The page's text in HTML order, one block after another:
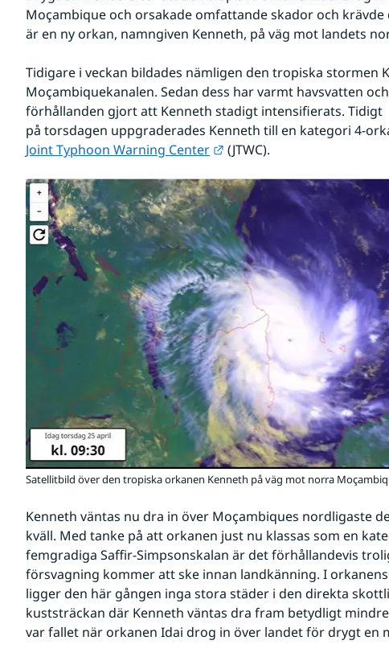
Moçambique och orsakade omfattande skador och
är en ny orkan, namngiven Kenneth, på väg mot landets
Tidigare i veckan bildades nämligen den tropiska stormen
Moçambiquekanalen. Sedan dess har varmt havsvatten
förhållanden gjort att Kenneth stadigt intensifierats. Tidigt
Joint Typhoon Warning Center
Länk till annan webbplats.
(JTWC).
Satellitbild över den tropiska orkanen Kenneth på väg mot norra
Kenneth väntas nu dra in över Moçambiques nordligaste
kväll. Med tanke på att orkanen just nu klassas som en
femgradiga Saffir-Simpsonskalan är det förhållandevis
försvagning kommer att ske innan landkänning. I
ligger den här gången inga stora städer i den direkta
kuststräckan där Kenneth väntas dra fram betydligt
var fallet när orkanen Idai drog in över landet för drygt en